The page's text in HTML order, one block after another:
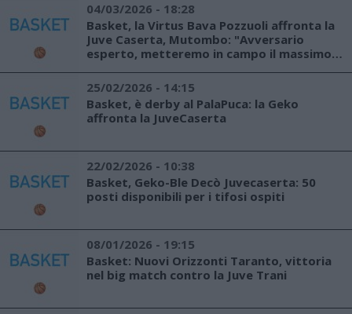
04/03/2026 - 18:28
Basket, la Virtus Bava Pozzuoli affronta la
Juve Caserta, Mutombo: "Avversario
esperto, metteremo in campo il massimo
25/02/2026 - 14:15
Basket, è derby al PalaPuca: la Geko
affronta la JuveCaserta
22/02/2026 - 10:38
Basket, Geko-Ble Decò Juvecaserta: 50
posti disponibili per i tifosi ospiti
08/01/2026 - 19:15
Basket: Nuovi Orizzonti Taranto, vittoria
nel big match contro la Juve Trani